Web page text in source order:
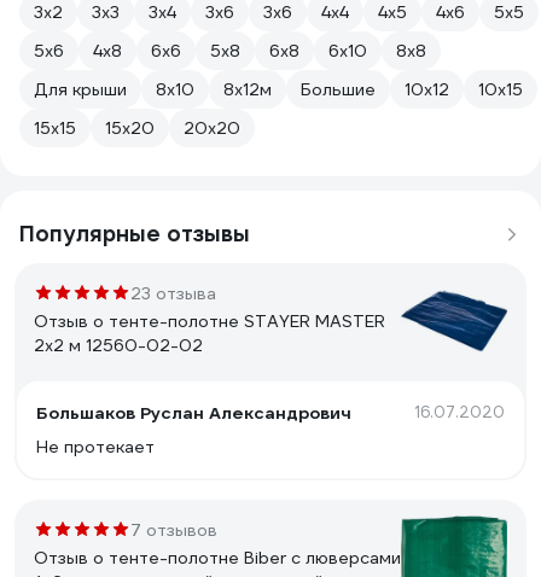
3х2 3х3 3х4 3х6 3х6 4х4 4х5 4х6
5х5
5х6
4х8 6х6 5x8 6х8 6х10
8х8
Для крыши
8х10 8х12м Большие 10х12
10х15
15х15
15х20 20х20
Популярные отзывы
23 отзыва
Отзыв о тенте-полотне STAYER MASTER
2х2 м 12560-02-02
Большаков Руслан Александрович 16.07.2020
Не протекает
7 отзывов
Отзыв о тенте-полотне Biber c люверсами